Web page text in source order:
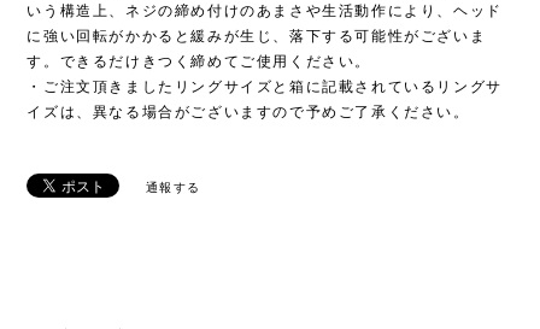
いう構造上、ネジの締め付けのあまさや生活動作により、ヘッド
に強い回転がかかると緩みが生じ、落下する可能性がございま
す。できるだけきつく締めてご使用ください。
・ご注文頂きましたリングサイズと箱に記載されているリングサ
イズは、異なる場合がございますので予めご了承ください。
通報する